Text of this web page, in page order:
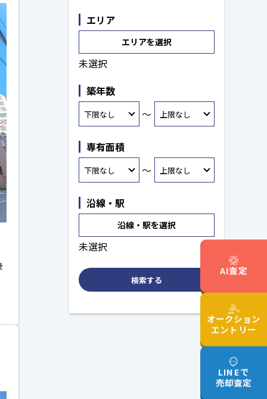
エリア
エリアを選択
未選択
築年数
～
専有面積
～
沿線・駅
沿線・駅を選択
未選択
検索する
AI査定
オークション
エントリー
LINEで
売却査定